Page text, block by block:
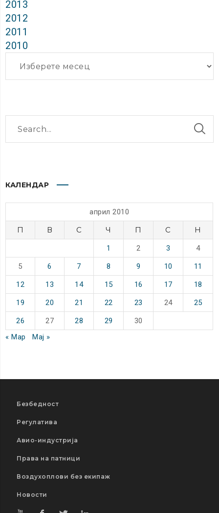
2013
2012
2011
2010
КАЛЕНДАР
април 2010
П В С Ч П С Н
1 2 3 4
5 6 7 8 9 10 11
12 13 14 15 16 17 18
19 20 21 22 23 24 25
26 27 28 29
30
« Мар
Мај »
Безбедност
Регулатива
Авио-индустрија
Права на патници
Воздухоплови без екипаж
Новости